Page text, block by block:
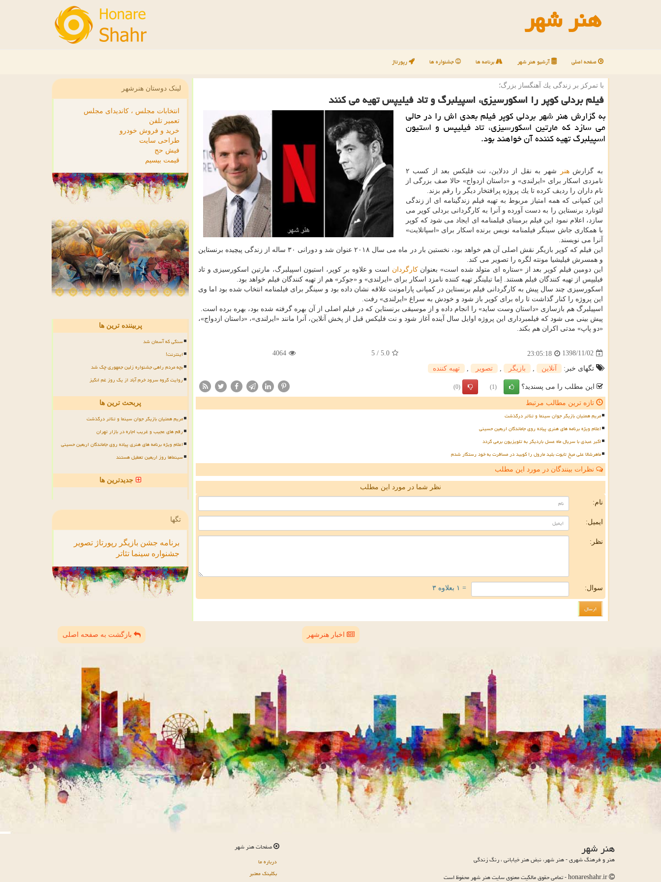
هنر شهر
صفحه اصلی آرشیو هنر شهر برنامه ها جشنواره ها رپورتاژ
با تمركز بر زندگی یك آهنگساز بزرگ؛
فیلم بردلی كوپر را اسكورسیزی، اسپیلبرگ و تاد فیلیپس تهیه می كنند
به گزارش هنر شهر بردلی كوپر فیلم بعدی اش را در حالی
می سازد كه مارتین اسكورسیزی، تاد فیلیپس و استیون
اسپیلبرگ تهیه كننده آن خواهند بود.
به گزارشهنر
شهر به نقل از ددلاین، نت فلیكس بعد از كسب ۲
نامزدی اسكار برای «ایرلندی» و «داستان ازدواج» حالا صف بزرگی از
نام داران را ردیف كرده تا یك پروژه پرافتخار دیگر را رقم بزند.
این كمپانی كه همه امتیاز مربوط به تهیه فیلم زندگینامه ای از زندگی
لئونارد برنستاین را به دست آورده و آنرا به كارگردانی بردلی كوپر می
سازد، اعلام نمود این فیلم برمبنای فیلمنامه ای ایجاد می شود كه كوپر
با همكاری جاش سینگر فیلمنامه نویس برنده اسكار برای «اسپاتلایت»
آنرا می نویسند.
این فیلم كه كوپر بازیگر نقش اصلی آن هم خواهد بود، نخستین بار در ماه می سال ۲۰۱۸ عنوان شد و دورانی ۳۰ ساله از زندگی پیچیده برنستاین
و همسرش فیلیشیا مونته لگره را تصویر می كند.
این دومین فیلم كوپر بعد از «ستاره ای متولد شده است» بعنوانكارگردان است و علاوه بر كوپر، استیون اسپیلبرگ، مارتین اسكورسیزی و تاد
فیلیپس از تهیه كنندگان فیلم هستند. اِما تیلینگر تهیه كننده نامزد اسكار برای «ایرلندی» و «جوكر» هم از تهیه كنندگان فیلم خواهد بود.
اسكورسیزی چند سال پیش به كارگردانی فیلم برنستاین در كمپانی پارامونت علاقه نشان داده بود و سینگر برای فیلمنامه انتخاب شده بود اما وی
این پروژه را كنار گذاشت تا راه برای كوپر باز شود و خودش به سراغ «ایرلندی» رفت.
اسپیلبرگ هم بازسازی «داستان وست ساید» را انجام داده و از موسیقی برنستاین كه در فیلم اصلی از آن بهره گرفته شده بود، بهره برده است.
پیش بینی می شود كه فیلمبرداری این پروژه اوایل سال آینده آغاز شود و نت فلیكس قبل از پخش آنلاین، آنرا مانند «ایرلندی»، «داستان ازدواج»،
«دو پاپ» مدتی اكران هم بكند.
1398/11/02
23:05:18
5.0
/
5
4064
تگهای خبر: آنلاین بازیگر تصویر تهیه كننده
این مطلب را می پسندید؟ (1)
(0)
تازه ترین مطالب مرتبط
مریم همتیان بازیگر جوان سینما و تئاتر درگذشت
اعلام ویژه برنامه های هنری پیاده روی جاماندگان اربعین حسینی
اکبر عبدی با سریال ماه عسل باردیگر به تلویزیون برمی گردد
ماهرشالا علی میخ تابوت بلید مارول را کوبید در مسافرت به خود رستگار شدم
نظرات بینندگان در مورد این مطلب
نظر شما در مورد این مطلب
نام:
ایمیل:
نظر:
سوال: = ۱ بعلاوه ۳
لینک دوستان هنرشهر
انتخابات مجلس ، کاندیدای مجلس
تعمیر تلفن
خرید و فروش خودرو
طراحی سایت
فیش حج
قیمت بیسیم
پربیننده ترین ها
سنگی که آسمان شد
اینترنت!
بچه مردم راهی جشنواره زلین جمهوری چک شد
روایت گروه سرود خرم آباد از یک روز غم انگیز
پربحث ترین ها
مریم همتیان بازیگر جوان سینما و تئاتر درگذشت
رقم های عجیب و غریب اجاره در بازار تهران
اعلام ویژه برنامه های هنری پیاده روی جاماندگان اربعین حسینی
سینماها روز اربعین تعطیل هستند
جدیدترین ها
تگها
برنامه جشن بازیگر رپورتاژ تصویر
جشنواره سینما تئاتر
اخبار هنرشهر بازگشت به صفحه اصلی
هنر شهر
هنر و فرهنگ شهری - هنر شهر، نبض هنر خیابانی ، رنگ زندگی
صفحات هنر شهر
درباره ما
بکلینک معتبر